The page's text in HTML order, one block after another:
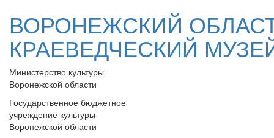
ВОРОНЕЖСКИЙ
КРАЕВЕДЧЕСКИЙ
Министерство культуры
Воронежской области
Государственное бюджетное
учреждение культуры
Воронежской области